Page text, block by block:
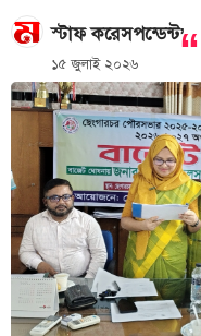
স্টাফ করেসপন্ডেন্ট,
১৫ জুলাই ২০২৬